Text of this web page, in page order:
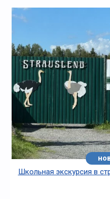
Школьная экскурсия в